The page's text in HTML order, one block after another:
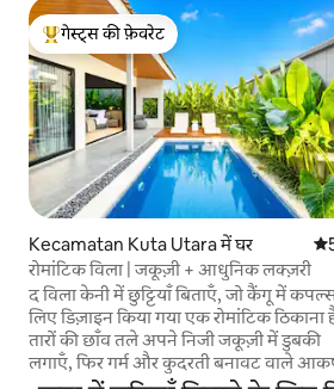
गेस्ट्स का टॉप फ़ेवरेट
गेस्ट्स की फ़ेवरेट
Kecamatan Kuta Utara में घर
रोमांटिक विला | जकूज़ी + आधुनिक लक्ज़री
द विला केनी में छुट्टियाँ बिताएँ, जो कैंगू में
लिए डिज़ाइन किया गया एक रोमांटिक ठिकाना
तारों की छाँव तले अपने निजी जकूज़ी में डुबकी
लगाएँ, फिर गर्म और कुदरती बनावट वाले